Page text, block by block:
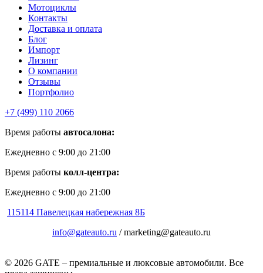
Мотоциклы
Контакты
Доставка и оплата
Блог
Импорт
Лизинг
О компании
Отзывы
Портфолио
+7 (499) 110 2066
Время работы автосалона:
Ежедневно с 9:00 до 21:00
Время работы колл-центра:
Ежедневно с 9:00 до 21:00
115114 Павелецкая набережная 8Б
info@gateauto.ru / marketing@gateauto.ru
© 2026 GATE – премиальные и люксовые автомобили. Все